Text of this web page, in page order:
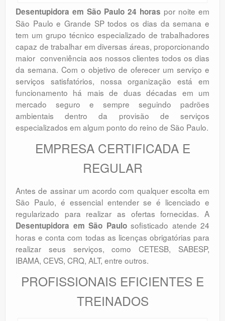
Desentupidora em São Paulo 24 horas por noite em
São Paulo e Grande SP todos os dias da semana e
tem um grupo técnico especializado de trabalhadores
capaz de trabalhar em diversas áreas, proporcionando
maior conveniência aos nossos clientes todos os dias
da semana. Com o objetivo de oferecer um serviço e
serviços satisfatórios, nossa organização está em
funcionamento há mais de duas décadas em um
mercado seguro e sempre seguindo padrões
ambientais dentro da provisão de serviços
especializados em algum ponto do reino de São Paulo.
EMPRESA CERTIFICADA E
REGULAR
Antes de assinar um acordo com qualquer escolta em
São Paulo, é essencial entender se é licenciado e
regularizado para realizar as ofertas fornecidas. A
Desentupidora em São Paulosofisticado atende 24
horas e conta com todas as licenças obrigatórias para
realizar seus serviços, como CETESB, SABESP,
IBAMA, CEVS, CRQ, ALT, entre outros.
PROFISSIONAIS EFICIENTES E
TREINADOS